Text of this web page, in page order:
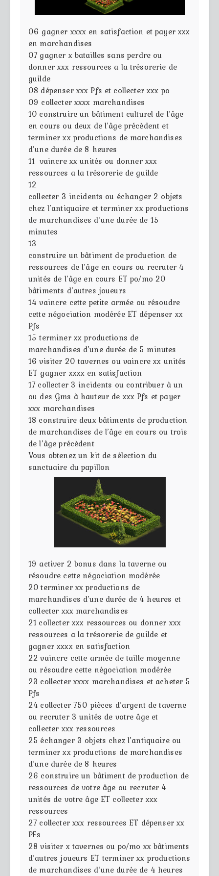
06 gagner xxxx en satisfaction et payer xxx
en marchandises
07 gagner x batailles sans perdre ou
donner xxx ressources a la trésorerie de
guilde
08 dépenser xxx Pfs et collecter xxx po
09 collecter xxxx marchandises
10 construire un bâtiment culturel de l’âge
en cours ou deux de l’âge précèdent et
terminer xx productions de marchandises
d’une durée de 8 heures
11 vaincre xx unités ou donner xxx
ressources a la trésorerie de guilde
12
collecter 3 incidents ou échanger 2 objets
chez l’antiquaire et terminer xx productions
de marchandises d’une durée de 15
minutes
13
construire un bâtiment de production de
ressources de l’âge en cours ou recruter 4
unités de l’âge en cours ET po/mo 20
bâtiments d’autres joueurs
14vaincre cette petite armée ou résoudre
cette négociation modérée ET dépenser xx
Pfs
15terminer xx productions de
marchandises d’une durée de 5 minutes
16 visiter 20 tavernes ou vaincre xx unités
ET gagner xxxx en satisfaction
17 collecter 3 incidents ou contribuer à un
ou des Gms à hauteur de xxx Pfs et payer
xxx marchandises
18 construire deux bâtiments de production
de marchandises de l’âge en cours ou trois
de l’âge précèdent
Vous obtenez un kit de sélection du
sanctuaire du papillon
19 activer 2 bonus dans la taverne ou
résoudre cette négociation modérée
20 terminer xx productions de
marchandises d’une durée de 4 heures et
collecter xxx marchandises
21 collecter xxx ressources ou donner xxx
ressources a la trésorerie de guilde et
gagner xxxx en satisfaction
22 vaincre cette armée de taille moyenne
ou résoudre cette négociation modérée
23 collecter xxxx marchandises et acheter 5
Pfs
24 collecter 750 pièces d’argent de taverne
ou recruter 3 unités de votre âge et
collecter xxx ressources
25 échanger 3 objets chez l’antiquaire ou
terminer xx productions de marchandises
d’une durée de 8 heures
26 construire un bâtiment de production de
ressources de votre âge ou recruter 4
unités de votre âge ET collecter xxx
ressources
27 collecter xxx ressources ET dépenser xx
PFs
28 visiter x tavernes ou po/mo xx bâtiments
d’autres joueurs ET terminer xx productions
de marchandises d’une durée de 4 heures